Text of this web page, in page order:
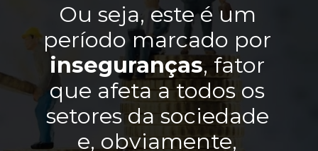
Ou seja, este é um
inseguranças, fator
que afeta a todos os
setores da sociedade
e, obviamente,